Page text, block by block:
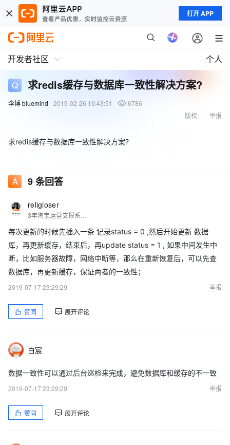
打开 APP
开发者社区 个人
求redis缓存与数据库一致性解决方案?
李博 bluemind 2019-02-26 16:43:51
6786
举报
版权
求redis缓存与数据库一致性解决方案?
9条回答
religioser
每次更新的时候先插入一条 记录status = 0 ,然后开始更新 数据
库，再更新缓存，结束后，再update status = 1 , 如果中间发生中
断，比如服务器故障，网络中断等，那么在重新恢复后，可以先查
数据库，再更新缓存，保证两者的一致性；
2019-07-17 23:29:29
举报
赞同 展开评论
白宸
数据一致性可以通过后台巡检来完成，避免数据库和缓存的不一致
2019-07-17 23:29:29
举报
赞同 展开评论